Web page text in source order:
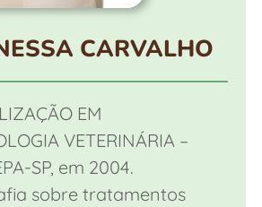
CARVALHO
EM
VETERINÁRIA –
SP, em 2004.
sobre tratamentos